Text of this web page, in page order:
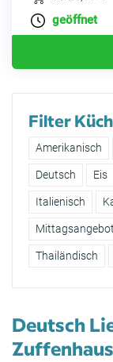
geöffnet
Filter
Amerikanisch
Deutsch Eis
Italienisch
Thailändisch
Deutsch